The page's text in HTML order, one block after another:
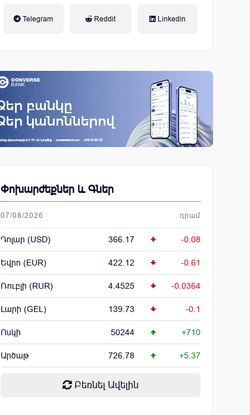
Telegram Reddit Linkedin
Փոխարժեքներ և Գներ
07/08/2026 դրամ
Դոլար (USD) 366.17 -0.08
Եվրո (EUR) 422.12 -0.61
Ռուբլի (RUR) 4.4525 -0.0364
Լարի (GEL) 139.73 -0.1
Ոսկի 50244 +710
Արծաթ 726.78 +5.37
Բեռնել Ավելին